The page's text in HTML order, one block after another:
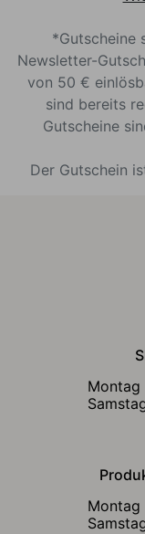
*Gutscheine
Newsletter-
von 50 €
sind bereits
Gutscheine
Der Gutschein
Montag
Montag